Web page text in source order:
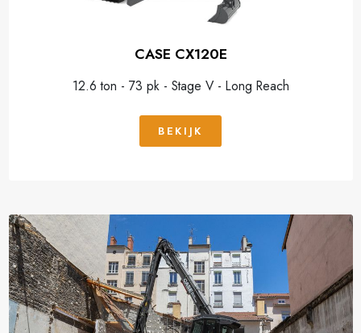
CASE CX120E
12.6 ton - 73 pk - Stage V - Long Reach
BEKIJK